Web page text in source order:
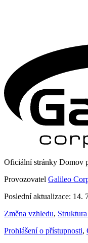
Oficiální stránky Domov
Provozovatel Galileo
Poslední aktualizace: 14.
Změna vzhledu,
Prohlášení o přístupnosti,